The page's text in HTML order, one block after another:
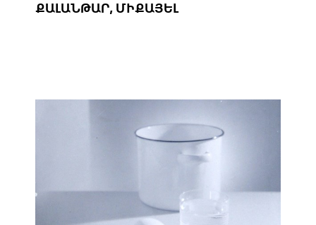
ՔԱԼԱՆԹԱՐ, ՄԻՔԱՅԵԼ